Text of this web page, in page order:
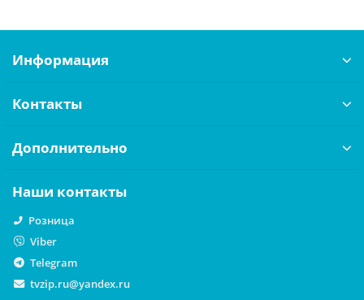
Информация
Контакты
Дополнительно
Наши контакты
Розница
Viber
Telegram
tvzip.ru@yandex.ru